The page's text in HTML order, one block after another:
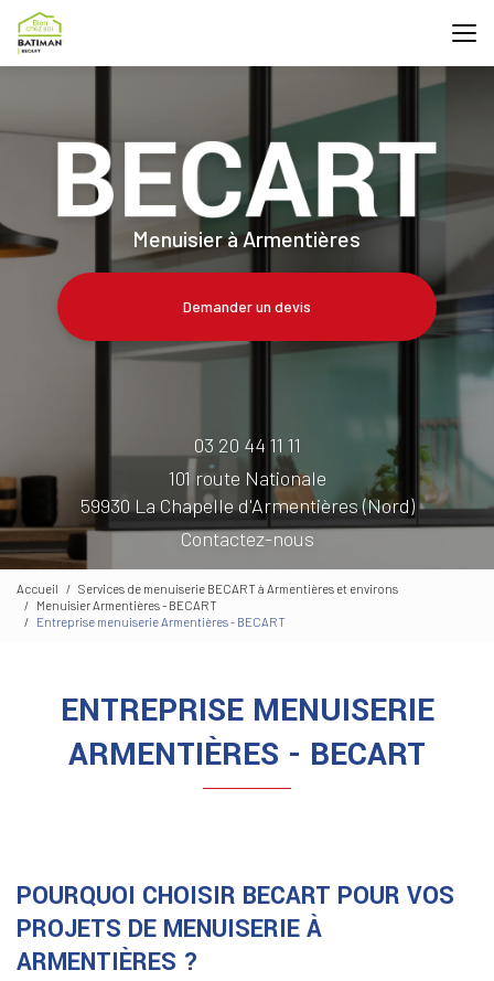
contenu
Menuisier à Armentières
Demander un devis
03 20 44 11 11
101 route Nationale
59930 La Chapelle d'Armentières (Nord)
Contactez-nous
Accueil
Services de menuiserie BECART à Armentières et environs
Menuisier Armentières - BECART
Entreprise menuiserie Armentières - BECART
ENTREPRISE MENUISERIE
ARMENTIÈRES - BECART
POURQUOI CHOISIR BECART POUR VOS
PROJETS DE MENUISERIE À
ARMENTIÈRES ?